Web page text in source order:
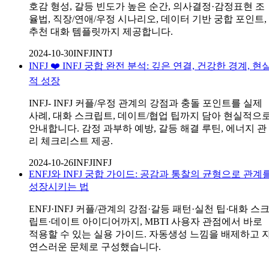
호감 형성, 갈등 빈도가 높은 순간, 의사결정·감정표현 조
율법, 직장/연애/우정 시나리오, 데이터 기반 궁합 포인트,
추천 대화 템플릿까지 제공합니다.
2024-10-30INFJINTJ
INFJ ❤️ INFJ 궁합 완전 분석: 깊은 연결, 건강한 경계, 현
적 성장
INFJ- INFJ 커플/우정 관계의 강점과 충돌 포인트를 실제
사례, 대화 스크립트, 데이트/협업 팁까지 담아 현실적으
안내합니다. 감정 과부하 예방, 갈등 해결 루틴, 에너지 관
리 체크리스트 제공.
2024-10-26INFJINFJ
ENFJ와 INFJ 궁합 가이드: 공감과 통찰의 균형으로 관계
성장시키는 법
ENFJ·INFJ 커플/관계의 강점·갈등 패턴·실천 팁·대화 스크
립트·데이트 아이디어까지, MBTI 사용자 관점에서 바로
적용할 수 있는 실용 가이드. 자동생성 느낌을 배제하고
연스러운 문체로 구성했습니다.